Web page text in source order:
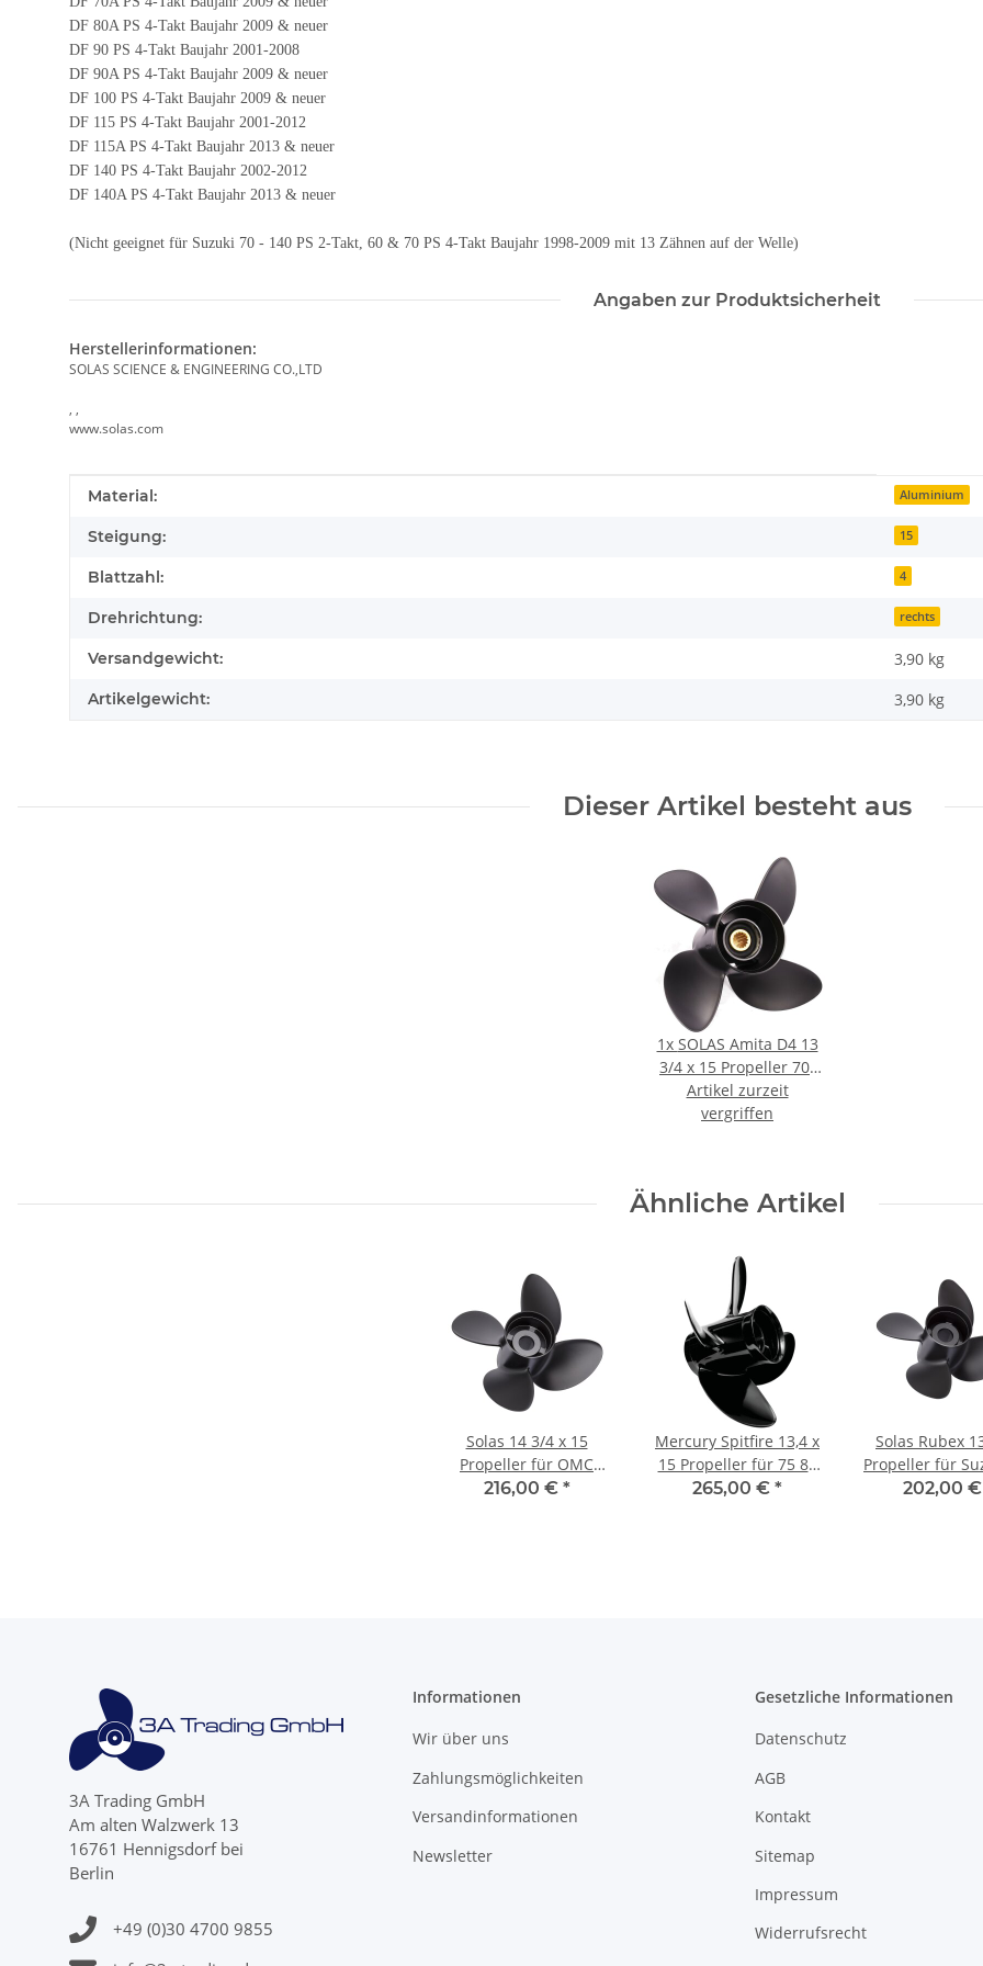
DF 80A PS 4-Takt Baujahr 2009 & neuer
DF 90 PS 4-Takt Baujahr 2001-2008
DF 90A PS 4-Takt Baujahr 2009 & neuer
DF 100 PS 4-Takt Baujahr 2009 & neuer
DF 115 PS 4-Takt Baujahr 2001-2012
DF 115A PS 4-Takt Baujahr 2013 & neuer
DF 140 PS 4-Takt Baujahr 2002-2012
DF 140A PS 4-Takt Baujahr 2013 & neuer
(Nicht geeignet für Suzuki 70 - 140 PS 2-Takt, 60 & 70 PS 4-Takt Baujahr 1998-2009 mit 13 Zähnen auf der Welle)
Angaben zur Produktsicherheit
Herstellerinformationen:
SOLAS SCIENCE & ENGINEERING CO.,LTD
, ,
www.solas.com
Produkteigenschaft
Wert
Material: Aluminium
Steigung: 15
Blattzahl: 4
Drehrichtung: rechts
Versandgewicht: 3,90 kg
Artikelgewicht: 3,90 kg
Dieser Artikel besteht aus
1x SOLAS Amita D4 13
3/4 x 15 Propeller 70-
130PS 4-1/4"Getriebe
15 Zähne Aluminium
Artikel zurzeit
vergriffen
Ähnliche Artikel
Solas 14 3/4 x 15
Propeller für OMC
Cobra King Cobra &
216,00 € *
Mercury Spitfire 13,4 x
15 Propeller für 75 80
90 100 115 PS 4-Blatt
265,00 € *
Solas Rubex
Propeller für
70A 80A 90A 4
202,00 €
3A Trading GmbH
Am alten Walzwerk 13
16761 Hennigsdorf bei
Berlin
+49 (0)30 4700 9855
Informationen
Wir über uns
Zahlungsmöglichkeiten
Versandinformationen
Newsletter
Gesetzliche Informationen
Datenschutz
AGB
Kontakt
Sitemap
Impressum
Widerrufsrecht